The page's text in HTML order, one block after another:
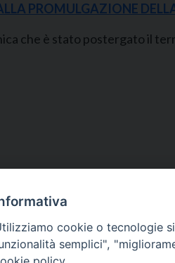
PROMULGAZIONE
che è stato postergato il
cookie o tecnologie
semplici",